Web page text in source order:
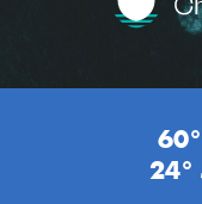
24°